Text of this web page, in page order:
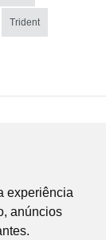
experiência
anúncios
Trident